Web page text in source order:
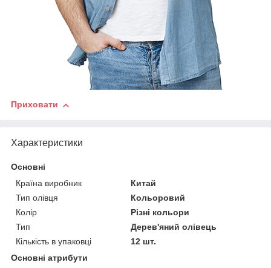
Приховати
Характеристики
Основні
Країна виробник
Китай
Тип олівця
Кольоровий
Колір
Різні кольори
Тип
Дерев'яний олівець
Кількість в упаковці
12 шт.
Основні атрибути